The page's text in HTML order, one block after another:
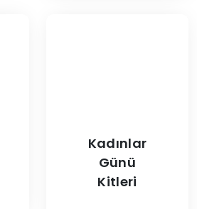
Kadınlar
Günü
Kitleri